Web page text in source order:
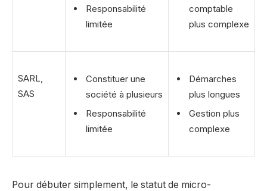
Responsabilité
limitée
comptable
plus complexe
SARL,
SAS
Constituer une
société à plusieurs
Responsabilité
limitée
Démarches
plus longues
Gestion plus
complexe
Pour débuter simplement, le statut de micro-